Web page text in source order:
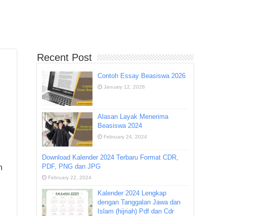
Recent Post
Contoh Essay Beasiswa 2026
January 12, 2026
Alasan Layak Menerima
Beasiswa 2024
February 24, 2024
Download Kalender 2024 Terbaru Format CDR,
PDF, PNG dan JPG
February 22, 2024
Kalender 2024 Lengkap
dengan Tanggalan Jawa dan
Islam (hijriah) Pdf dan Cdr